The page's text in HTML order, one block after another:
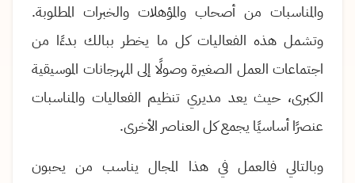
والمناسبات من أصحاب والمؤهلات والخبرات المطلوبة.
وتشمل هذه الفعاليات كل ما يخطر ببالك بدءًا من
اجتماعات العمل الصغيرة وصولًا إلى المهرجانات الموسيقية
الكبرى، حيث يعد مديري تنظيم الفعاليات والمناسبات
عنصرًا أساسيًا يجمع كل العناصر الأخرى.
وبالتالي فالعمل في هذا المجال يناسب من يحبون